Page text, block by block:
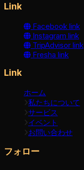
Link
Facebook link
Instagram link
TripAdvisor link
Fresha link
Link
ホーム
私たちについて
サービス
イベント
お問い合わせ
フォロー